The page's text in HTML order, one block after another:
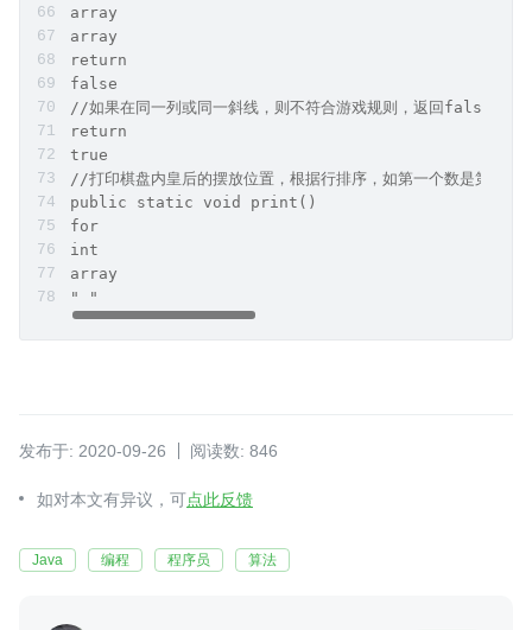
array
array
return
false
//如果在同一列或同一斜线，则不符合游戏规则，返回false
return
true
//打印棋盘内皇后的摆放位置，根据行排序，如第一个数是第一行
public static void print()
for
int
array
" "
发布于: 2020-09-26 阅读数: 846
如对本文有异议，可点此反馈
Java 编程 程序员 算法